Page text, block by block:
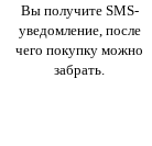
Вы получите SMS-
уведомление, после
чего покупку можно
забрать.